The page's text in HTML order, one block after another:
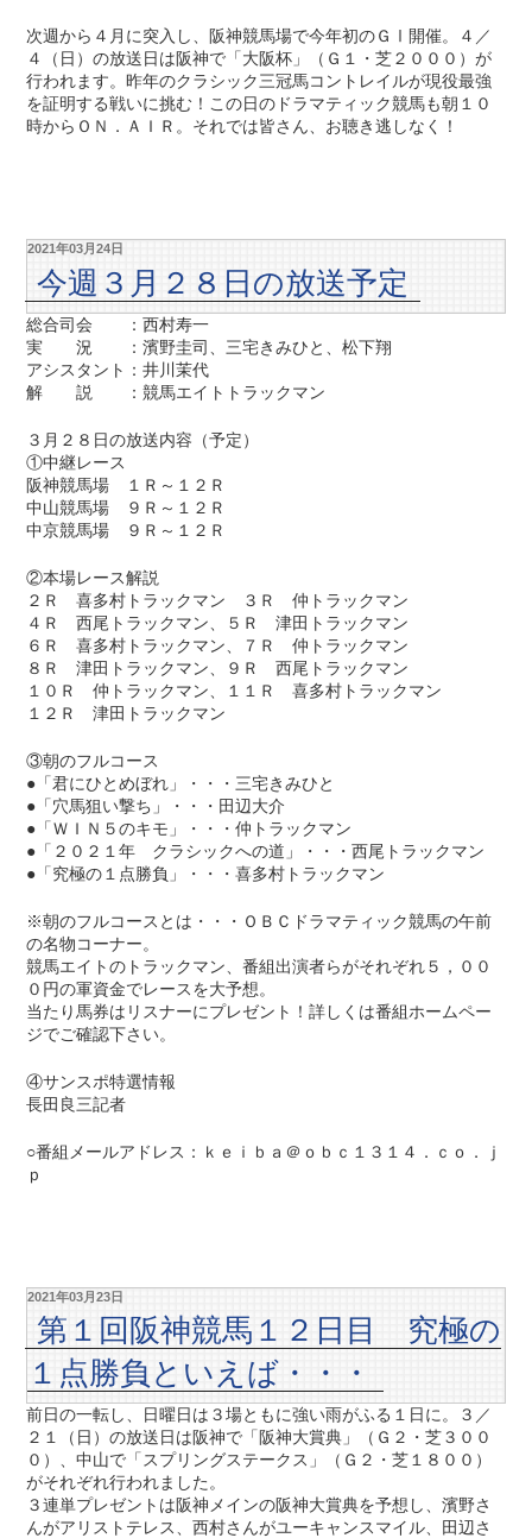
次週から４月に突入し、阪神競馬場で今年初のＧⅠ開催。４／
４（日）の放送日は阪神で「大阪杯」（Ｇ１・芝２０００）が
行われます。昨年のクラシック三冠馬コントレイルが現役最強
を証明する戦いに挑む！この日のドラマティック競馬も朝１０
時からＯＮ．ＡＩＲ。それでは皆さん、お聴き逃しなく！
2021年03月24日
今週３月２８日の放送予定
総合司会 ：西村寿一
実 況 ：濱野圭司、三宅きみひと、松下翔
アシスタント：井川茉代
解 説 ：競馬エイトトラックマン
３月２８日の放送内容（予定）
①中継レース
阪神競馬場 １Ｒ～１２Ｒ
中山競馬場 ９Ｒ～１２Ｒ
中京競馬場 ９Ｒ～１２Ｒ
②本場レース解説
２Ｒ 喜多村トラックマン ３Ｒ 仲トラックマン
４Ｒ 西尾トラックマン、５Ｒ 津田トラックマン
６Ｒ 喜多村トラックマン、７Ｒ 仲トラックマン
８Ｒ 津田トラックマン、９Ｒ 西尾トラックマン
１０Ｒ 仲トラックマン、１１Ｒ 喜多村トラックマン
１２Ｒ 津田トラックマン
③朝のフルコース
●「君にひとめぼれ」・・・三宅きみひと
●「穴馬狙い撃ち」・・・田辺大介
●「ＷＩＮ５のキモ」・・・仲トラックマン
●「２０２１年 クラシックへの道」・・・西尾トラックマン
●「究極の１点勝負」・・・喜多村トラックマン
※朝のフルコースとは・・・ＯＢＣドラマティック競馬の午前
の名物コーナー。
競馬エイトのトラックマン、番組出演者らがそれぞれ５，００
０円の軍資金でレースを大予想。
当たり馬券はリスナーにプレゼント！詳しくは番組ホームペー
ジでご確認下さい。
④サンスポ特選情報
長田良三記者
○番組メールアドレス：ｋｅｉｂａ＠ｏｂｃ１３１４．ｃｏ．ｊ
ｐ
2021年03月23日
第１回阪神競馬１２日目 究極の
１点勝負といえば・・・
前日の一転し、日曜日は３場ともに強い雨がふる１日に。３／
２１（日）の放送日は阪神で「阪神大賞典」（Ｇ２・芝３００
０）、中山で「スプリングステークス」（Ｇ２・芝１８００）
がそれぞれ行われました。
３連単プレゼントは阪神メインの阪神大賞典を予想し、濱野さ
んがアリストテレス、西村さんがユーキャンスマイル、田辺さ